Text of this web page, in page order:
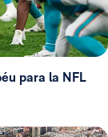
para la NFL